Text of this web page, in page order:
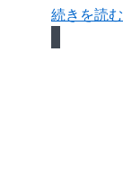
続きを読む